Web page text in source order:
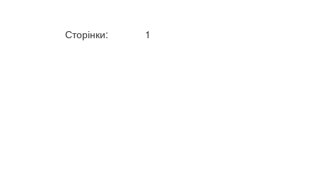
Сторінки: 1